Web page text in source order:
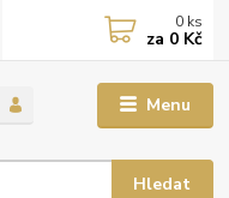
Menu
Hledat
0 ks
za 0 Kč